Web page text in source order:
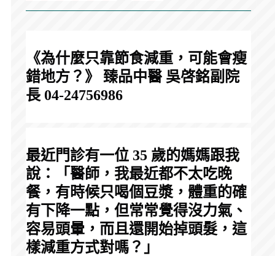
《為什麼只靠節食減重，可能會瘦
錯地方？》 臻品中醫 吳啓銘副院
長 04-24756986
最近門診有一位 35 歲的媽媽跟我
說：「醫師，我最近都不太吃晚
餐，有時候只喝個豆漿，體重的確
有下降一點，但常常覺得沒力氣、
容易頭暈，而且還開始掉頭髮，這
樣減重方式對嗎？」